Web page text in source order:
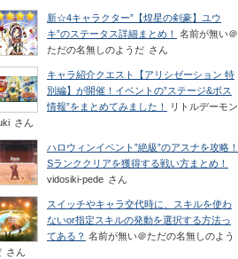
新☆4キャラクター”【煌星の剣豪】ユウ
キ”のステータス詳細まとめ！
名前が無い＠
ただの名無しのようだ さん
キャラ紹介クエスト【アリシゼーション 特
別編】が開催！イベントの”ステージ&ボス
情報”をまとめてみました！
リトルデーモン
さん
ハロウィンイベント”絶級”のアスナを攻略！
Sランククリアを獲得する戦い方まとめ！
vidosiki-pede さん
スイッチやキャラ交代時に、スキルを使わ
ないor指定スキルの発動を選択する方法っ
てある？ 名前が無い＠ただの名無しのよう
さん